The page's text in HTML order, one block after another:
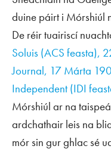
duine páirt i Mórshiúl
De réir tuairiscí
Soluis (ACS feasta),
Journal, 17 Márta
Independent (IDI
Mórshiúl ar na
ardchathair leis na
mór sin gur ghlac sé